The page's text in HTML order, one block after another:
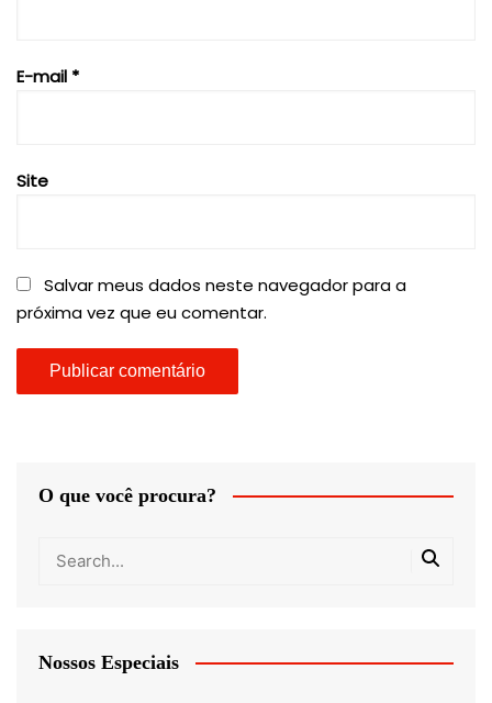
E-mail *
Site
Salvar meus dados neste navegador para a
próxima vez que eu comentar.
O que você procura?
Nossos Especiais